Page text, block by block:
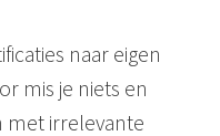
naar eigen
mis je niets en
met irrelevante